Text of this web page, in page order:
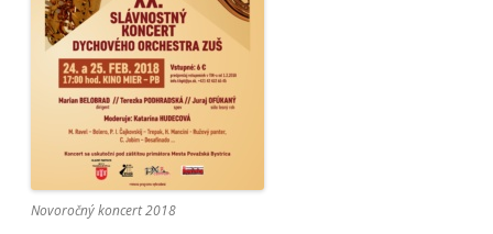
Novoročný koncert 2018